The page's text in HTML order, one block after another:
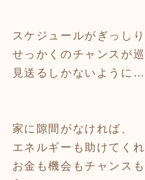
スケジュールがぎっし
せっかくのチャンスが
見送るしかないように…
家に隙間がなければ、
エネルギーも助けてくれ
お金も機会もチャンス